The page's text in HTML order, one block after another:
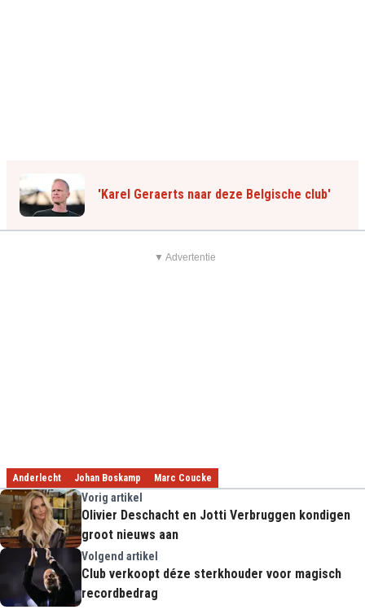
'Karel Geraerts naar deze Belgische club'
▼ Advertentie
Anderlecht Johan Boskamp Marc Coucke
Vorig artikel
Olivier Deschacht en Jotti Verbruggen kondigen
groot nieuws aan
Volgend artikel
Club verkoopt déze sterkhouder voor magisch
recordbedrag